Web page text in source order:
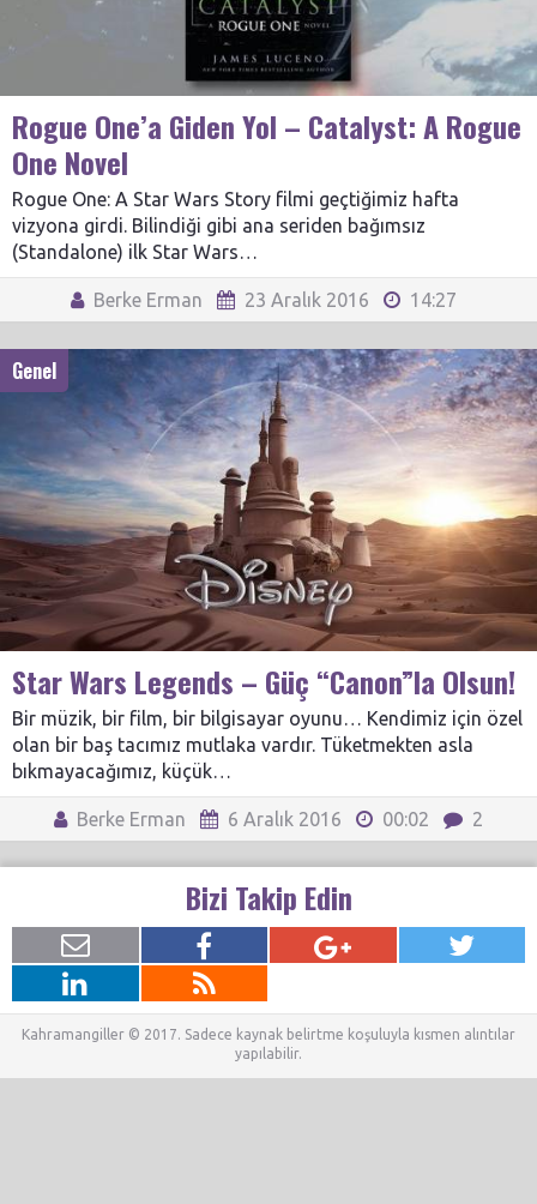
Rogue One’a Giden Yol – Catalyst: A Rogue
One Novel
Rogue One: A Star Wars Story filmi geçtiğimiz hafta
vizyona girdi. Bilindiği gibi ana seriden bağımsız
(Standalone) ilk Star Wars…
Berke Erman 23 Aralık 2016 14:27
Genel
Star Wars Legends – Güç “Canon”la Olsun!
Bir müzik, bir film, bir bilgisayar oyunu… Kendimiz için özel
olan bir baş tacımız mutlaka vardır. Tüketmekten asla
bıkmayacağımız, küçük…
Berke Erman 6 Aralık 2016 00:02 2
Bizi Takip Edin
Kahramangiller © 2017. Sadece kaynak belirtme koşuluyla kısmen alıntılar
yapılabilir.